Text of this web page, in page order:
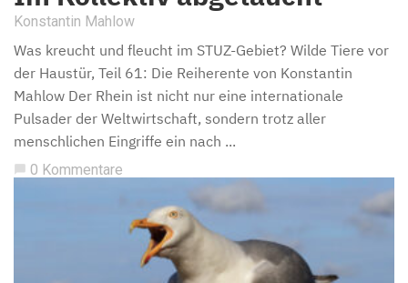
Konstantin Mahlow
Was kreucht und fleucht im STUZ-Gebiet? Wilde Tiere vor
der Haustür, Teil 61: Die Reiherente von Konstantin
Mahlow Der Rhein ist nicht nur eine internationale
Pulsader der Weltwirtschaft, sondern trotz aller
menschlichen Eingriffe ein nach ...
chat_bubble 0 Kommentare